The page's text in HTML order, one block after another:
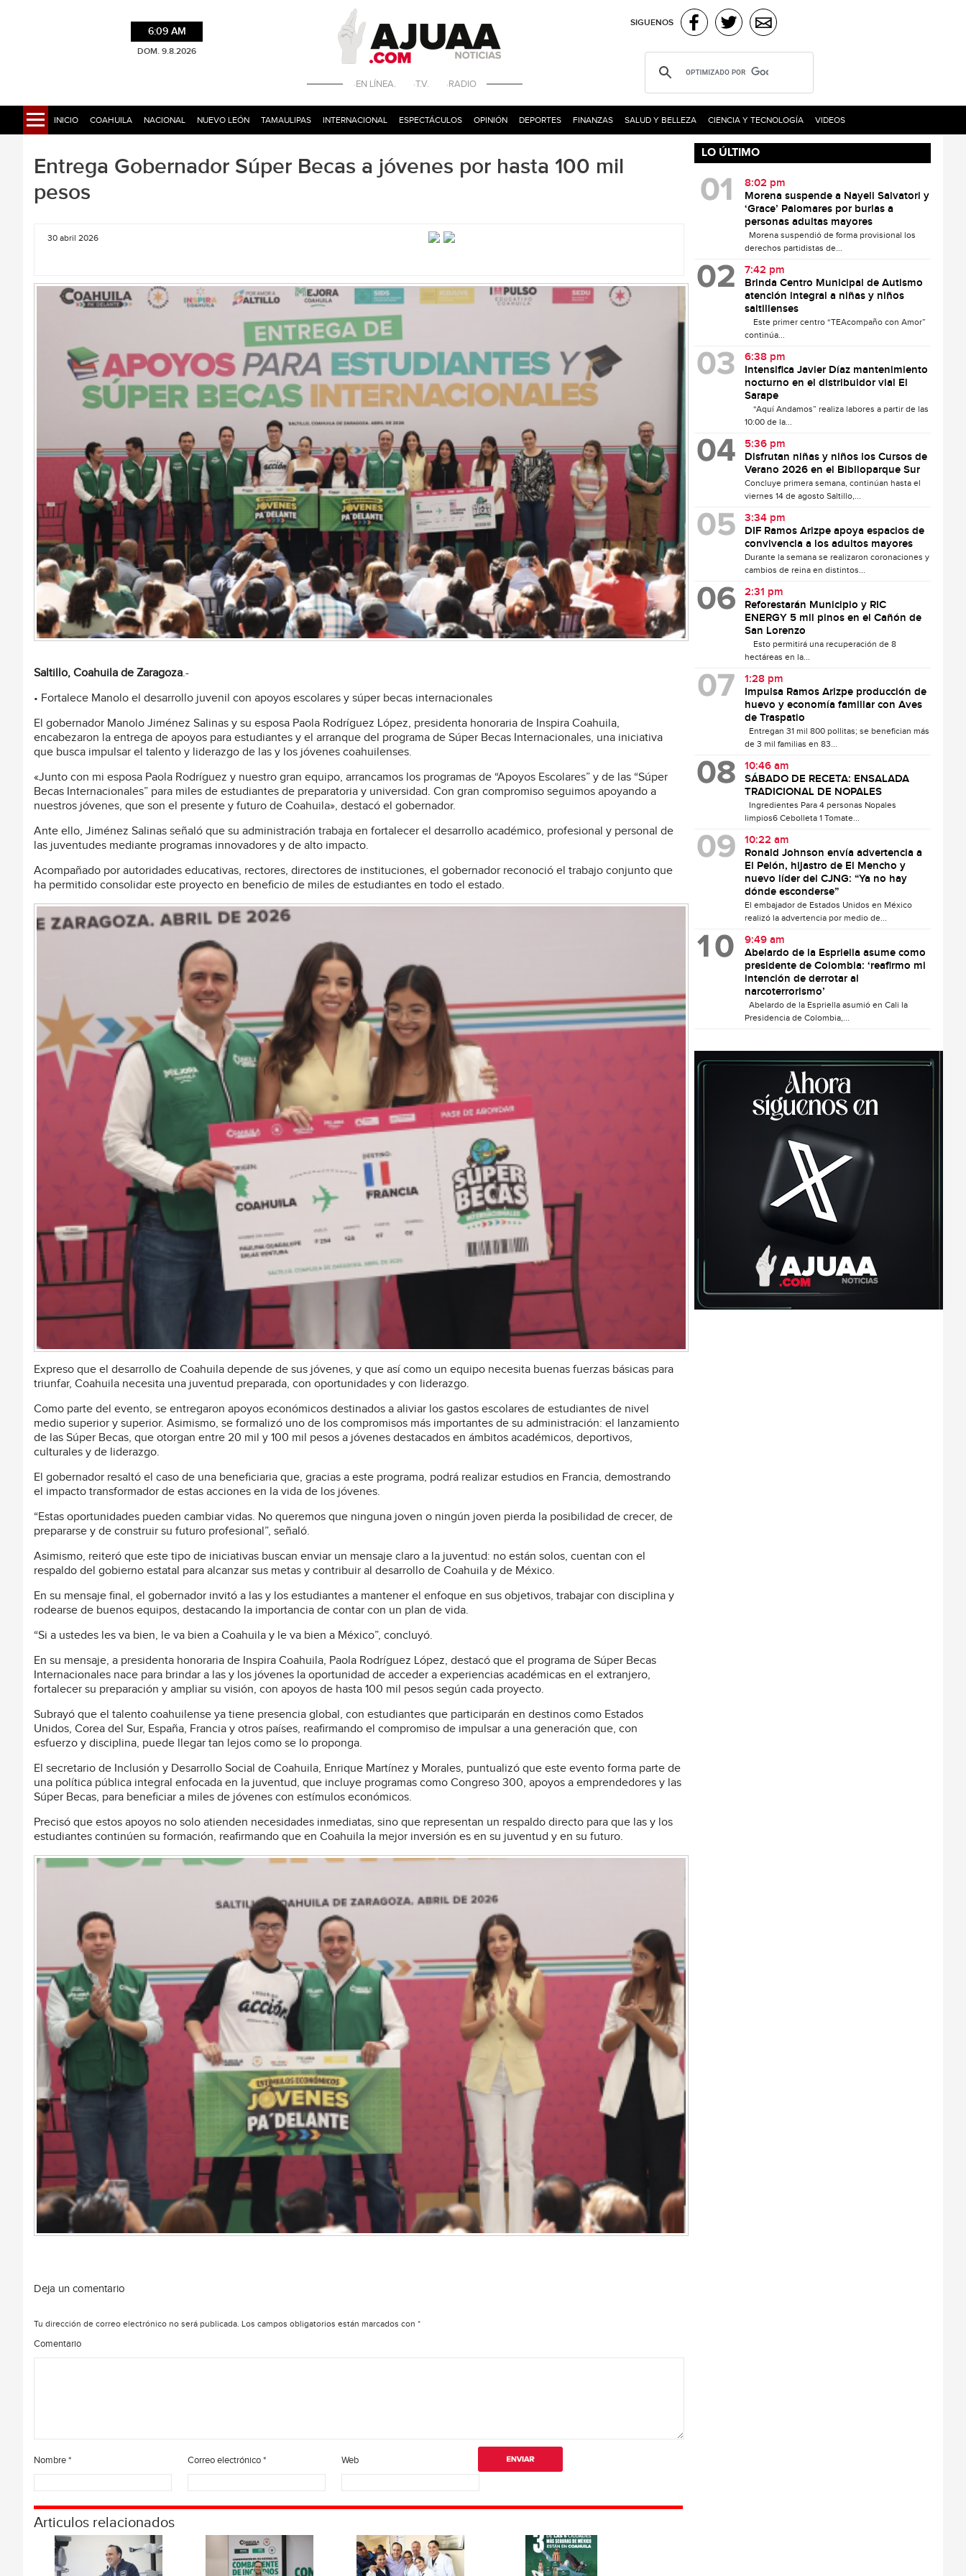
6:09 AM
DOM. 9.8.2026
·EN LÍNEA. ·T.V. ·RADIO
SIGUENOS
INICIO COAHUILA NACIONAL NUEVO LEÓN TAMAULIPAS INTERNACIONAL ESPECTÁCULOS OPINIÓN DEPORTES FINANZAS SALUD Y BELLEZA CIENCIA Y TECNOLOGÍA VIDEOS
Entrega Gobernador Súper Becas a jóvenes por hasta 100 mil
pesos
30 abril 2026
Saltillo, Coahuila de Zaragoza.-
• Fortalece Manolo el desarrollo juvenil con apoyos escolares y súper becas internacionales
El gobernador Manolo Jiménez Salinas y su esposa Paola Rodríguez López, presidenta honoraria de Inspira Coahuila,
encabezaron la entrega de apoyos para estudiantes y el arranque del programa de Súper Becas Internacionales, una iniciativa
que busca impulsar el talento y liderazgo de las y los jóvenes coahuilenses.
«Junto con mi esposa Paola Rodríguez y nuestro gran equipo, arrancamos los programas de “Apoyos Escolares” y de las “Súper
Becas Internacionales” para miles de estudiantes de preparatoria y universidad. Con gran compromiso seguimos apoyando a
nuestros jóvenes, que son el presente y futuro de Coahuila», destacó el gobernador.
Ante ello, Jiménez Salinas señaló que su administración trabaja en fortalecer el desarrollo académico, profesional y personal de
las juventudes mediante programas innovadores y de alto impacto.
Acompañado por autoridades educativas, rectores, directores de instituciones, el gobernador reconoció el trabajo conjunto que
ha permitido consolidar este proyecto en beneficio de miles de estudiantes en todo el estado.
Expreso que el desarrollo de Coahuila depende de sus jóvenes, y que así como un equipo necesita buenas fuerzas básicas para
triunfar, Coahuila necesita una juventud preparada, con oportunidades y con liderazgo.
Como parte del evento, se entregaron apoyos económicos destinados a aliviar los gastos escolares de estudiantes de nivel
medio superior y superior. Asimismo, se formalizó uno de los compromisos más importantes de su administración: el lanzamiento
de las Súper Becas, que otorgan entre 20 mil y 100 mil pesos a jóvenes destacados en ámbitos académicos, deportivos,
culturales y de liderazgo.
El gobernador resaltó el caso de una beneficiaria que, gracias a este programa, podrá realizar estudios en Francia, demostrando
el impacto transformador de estas acciones en la vida de los jóvenes.
“Estas oportunidades pueden cambiar vidas. No queremos que ninguna joven o ningún joven pierda la posibilidad de crecer, de
prepararse y de construir su futuro profesional”, señaló.
Asimismo, reiteró que este tipo de iniciativas buscan enviar un mensaje claro a la juventud: no están solos, cuentan con el
respaldo del gobierno estatal para alcanzar sus metas y contribuir al desarrollo de Coahuila y de México.
En su mensaje final, el gobernador invitó a las y los estudiantes a mantener el enfoque en sus objetivos, trabajar con disciplina y
rodearse de buenos equipos, destacando la importancia de contar con un plan de vida.
“Si a ustedes les va bien, le va bien a Coahuila y le va bien a México”, concluyó.
En su mensaje, a presidenta honoraria de Inspira Coahuila, Paola Rodríguez López, destacó que el programa de Súper Becas
Internacionales nace para brindar a las y los jóvenes la oportunidad de acceder a experiencias académicas en el extranjero,
fortalecer su preparación y ampliar su visión, con apoyos de hasta 100 mil pesos según cada proyecto.
Subrayó que el talento coahuilense ya tiene presencia global, con estudiantes que participarán en destinos como Estados
Unidos, Corea del Sur, España, Francia y otros países, reafirmando el compromiso de impulsar a una generación que, con
esfuerzo y disciplina, puede llegar tan lejos como se lo proponga.
El secretario de Inclusión y Desarrollo Social de Coahuila, Enrique Martínez y Morales, puntualizó que este evento forma parte de
una política pública integral enfocada en la juventud, que incluye programas como Congreso 300, apoyos a emprendedores y las
Súper Becas, para beneficiar a miles de jóvenes con estímulos económicos.
Precisó que estos apoyos no solo atienden necesidades inmediatas, sino que representan un respaldo directo para que las y los
estudiantes continúen su formación, reafirmando que en Coahuila la mejor inversión es en su juventud y en su futuro.
Deja un comentario
Tu dirección de correo electrónico no será publicada. Los campos obligatorios están marcados con *
Comentario
Nombre* Correo electrónico* Web
Articulos relacionados
LO ÚLTIMO
8:02 pm
Morena suspende a Nayeli Salvatori y
‘Grace’ Palomares por burlas a
personas adultas mayores
Morena suspendió de forma provisional los
derechos partidistas de...
7:42 pm
Brinda Centro Municipal de Autismo
atención integral a niñas y niños
saltillenses
Este primer centro “TEAcompaño con Amor”
continúa...
6:38 pm
Intensifica Javier Díaz mantenimiento
nocturno en el distribuidor vial El
Sarape
“Aquí Andamos” realiza labores a partir de las
10:00 de la...
5:36 pm
Disfrutan niñas y niños los Cursos de
Verano 2026 en el Biblioparque Sur
Concluye primera semana, continúan hasta el
viernes 14 de agosto Saltillo,...
3:34 pm
DIF Ramos Arizpe apoya espacios de
convivencia a los adultos mayores
Durante la semana se realizaron coronaciones y
cambios de reina en distintos...
2:31 pm
Reforestarán Municipio y RIC
ENERGY 5 mil pinos en el Cañón de
San Lorenzo
Esto permitirá una recuperación de 8
hectáreas en la...
1:28 pm
Impulsa Ramos Arizpe producción de
huevo y economía familiar con Aves
de Traspatio
Entregan 31 mil 800 pollitas; se benefician más
de 3 mil familias en 83...
10:46 am
SÁBADO DE RECETA: ENSALADA
TRADICIONAL DE NOPALES
Ingredientes Para 4 personas Nopales
limpios6 Cebolleta 1 Tomate...
10:22 am
Ronald Johnson envía advertencia a
El Pelón, hijastro de El Mencho y
nuevo líder del CJNG: “Ya no hay
dónde esconderse”
El embajador de Estados Unidos en México
realizó la advertencia por medio de...
9:49 am
Abelardo de la Espriella asume como
presidente de Colombia: ‘reafirmo mi
intención de derrotar al
narcoterrorismo’
Abelardo de la Espriella asumió en Cali la
Presidencia de Colombia,...